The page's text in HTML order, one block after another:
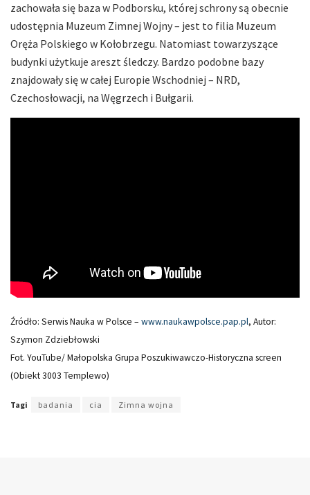
zachowała się baza w Podborsku, której schrony są obecnie
udostępnia Muzeum Zimnej Wojny – jest to filia Muzeum
Oręża Polskiego w Kołobrzegu. Natomiast towarzyszące
budynki użytkuje areszt śledczy. Bardzo podobne bazy
znajdowały się w całej Europie Wschodniej – NRD,
Czechosłowacji, na Węgrzech i Bułgarii.
Źródło: Serwis Nauka w Polsce – www.naukawpolsce.pap.pl, Autor:
Szymon Zdziebłowski
Fot. YouTube/ Małopolska Grupa Poszukiwawczo-Historyczna screen
(Obiekt 3003 Templewo)
Tagi badania cia Zimna wojna